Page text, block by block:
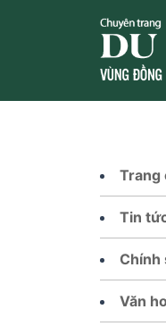
Trang
Tin
Chính
Văn